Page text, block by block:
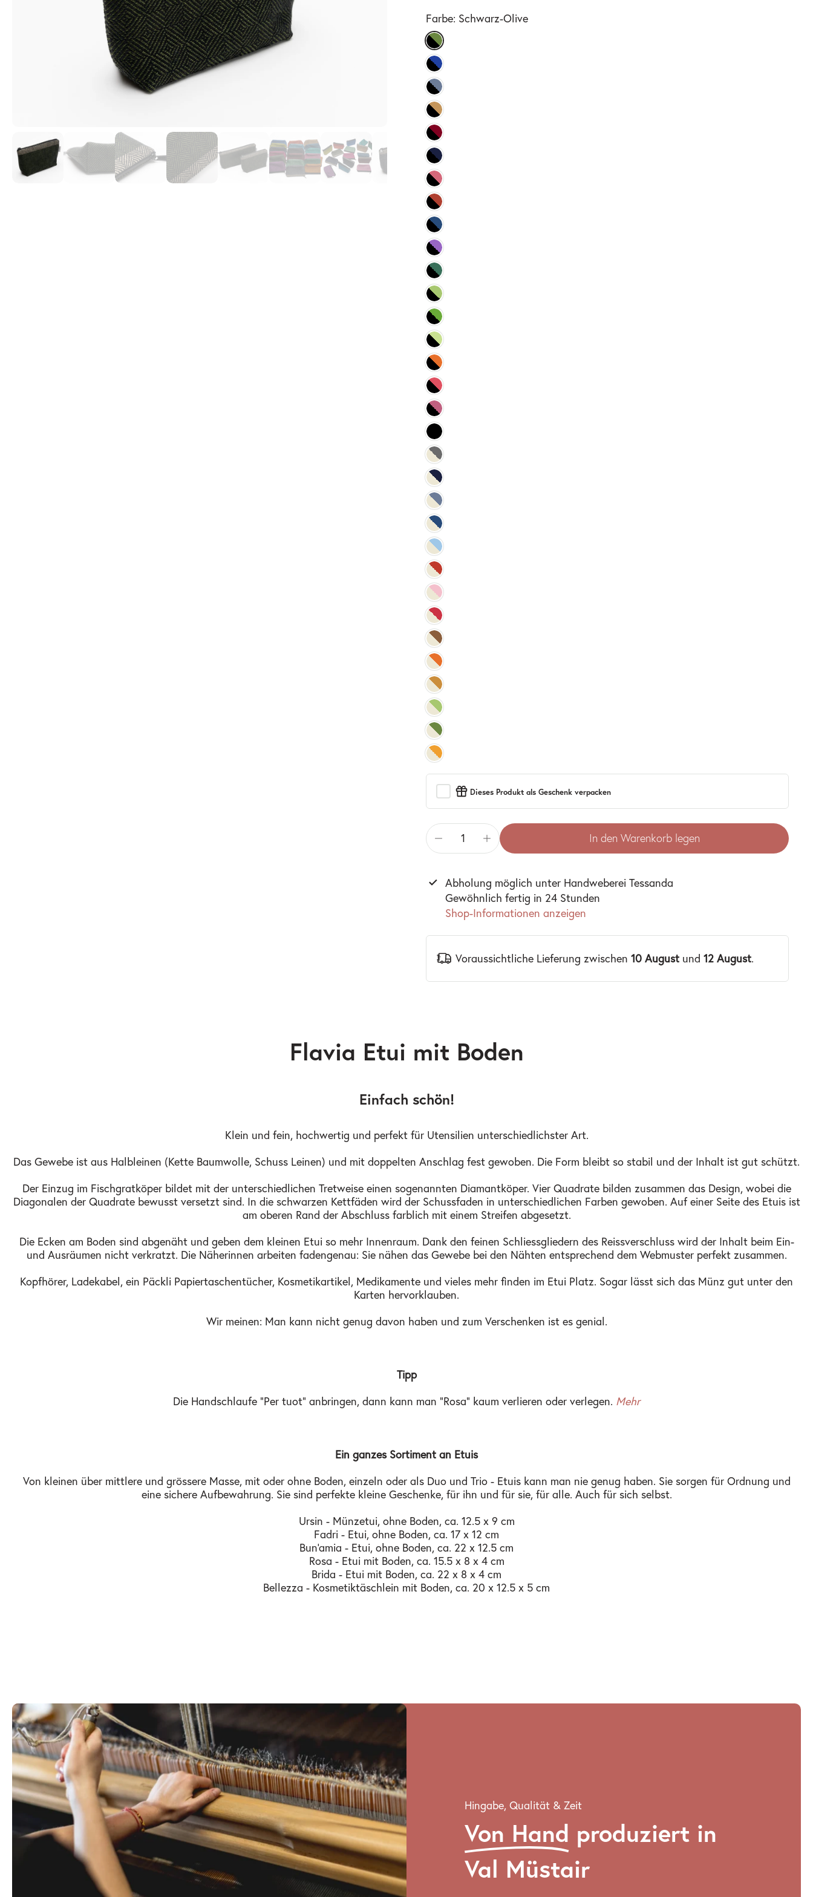
Farbe: Schwarz-Olive
Dieses Produkt als Geschenk verpacken
In den Warenkorb legen
Abholung möglich unter Handweberei Tessanda
Gewöhnlich fertig in 24 Stunden
Shop-Informationen anzeigen
Voraussichtliche Lieferung zwischen 10 August und 12 August.
Flavia Etui mit Boden
Einfach schön!
Klein und fein, hochwertig und perfekt für Utensilien unterschiedlichster Art.
Das Gewebe ist aus Halbleinen (Kette Baumwolle, Schuss Leinen) und mit doppelten Anschlag fest gewoben. Die Form bleibt so stabil und der Inhalt ist gut schützt.
Der Einzug im Fischgratköper bildet mit der unterschiedlichen Tretweise einen sogenannten Diamantköper. Vier Quadrate bilden zusammen das Design, wobei die
Diagonalen der Quadrate bewusst versetzt sind. In die schwarzen Kettfäden wird der Schussfaden in unterschiedlichen Farben gewoben. Auf einer Seite des Etuis ist
am oberen Rand der Abschluss farblich mit einem Streifen abgesetzt.
Die Ecken am Boden sind abgenäht und geben dem kleinen Etui so mehr Innenraum. Dank den feinen Schliessgliedern des Reissverschluss wird der Inhalt beim Ein-
und Ausräumen nicht verkratzt. Die Näherinnen arbeiten fadengenau: Sie nähen das Gewebe bei den Nähten entsprechend dem Webmuster perfekt zusammen.
Kopfhörer, Ladekabel, ein Päckli Papiertaschentücher, Kosmetikartikel, Medikamente und vieles mehr finden im Etui Platz. Sogar lässt sich das Münz gut unter den
Karten hervorklauben.
Wir meinen: Man kann nicht genug davon haben und zum Verschenken ist es genial.
Tipp
Die Handschlaufe "Per tuot" anbringen, dann kann man "Rosa" kaum verlieren oder verlegen. Mehr
Ein ganzes Sortiment an Etuis
Von kleinen über mittlere und grössere Masse, mit oder ohne Boden, einzeln oder als Duo und Trio - Etuis kann man nie genug haben. Sie sorgen für Ordnung und
eine sichere Aufbewahrung. Sie sind perfekte kleine Geschenke, für ihn und für sie, für alle. Auch für sich selbst.
Ursin - Münzetui, ohne Boden, ca. 12.5 x 9 cm
Fadri - Etui, ohne Boden, ca. 17 x 12 cm
Bun'amia - Etui, ohne Boden, ca. 22 x 12.5 cm
Rosa - Etui mit Boden, ca. 15.5 x 8 x 4 cm
Brida - Etui mit Boden, ca. 22 x 8 x 4 cm
Bellezza - Kosmetiktäschlein mit Boden, ca. 20 x 12.5 x 5 cm
Hingabe, Qualität & Zeit
Von Hand produziert in
Val Müstair